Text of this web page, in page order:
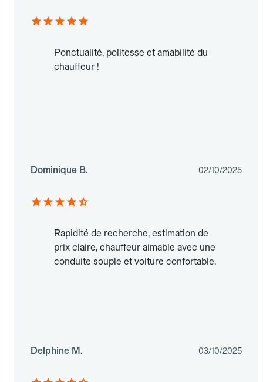
Ponctualité, politesse et amabilité du
chauffeur !
Dominique B. 02/10/2025
Rapidité de recherche, estimation de
prix claire, chauffeur aimable avec une
conduite souple et voiture confortable.
Delphine M. 03/10/2025